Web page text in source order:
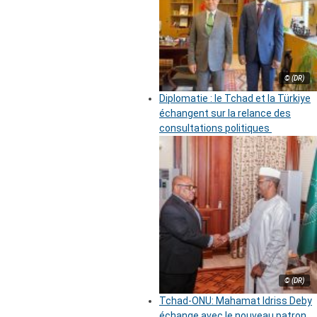
© (DR)
Diplomatie : le Tchad et la Türkiye
échangent sur la relance des
consultations politiques
© (DR)
Tchad-ONU: Mahamat Idriss Deby